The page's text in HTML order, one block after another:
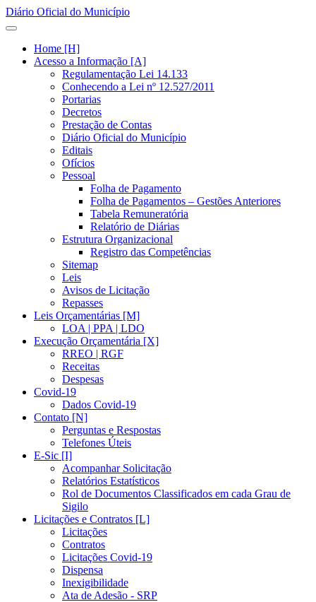
Diário Oficial do Município
Home [H]
Acesso a Informação [A]
Regulamentação Lei 14.133
Conhecendo a Lei nº 12.527/2011
Portarias
Decretos
Prestação de Contas
Diário Oficial do Município
Editais
Ofícios
Pessoal
Folha de Pagamento
Folha de Pagamentos – Gestões Anteriores
Tabela Remuneratória
Relatório de Diárias
Estrutura Organizacional
Registro das Competências
Sitemap
Leis
Avisos de Licitação
Repasses
Leis Orçamentárias [M]
LOA | PPA | LDO
Execução Orçamentária [X]
RREO | RGF
Receitas
Despesas
Covid-19
Dados Covid-19
Contato [N]
Perguntas e Respostas
Telefones Úteis
E-Sic [I]
Acompanhar Solicitação
Relatórios Estatísticos
Rol de Documentos Classificados em cada Grau de
Sigilo
Licitações e Contratos [L]
Licitações
Contratos
Licitações Covid-19
Dispensa
Inexigibilidade
Ata de Adesão - SRP